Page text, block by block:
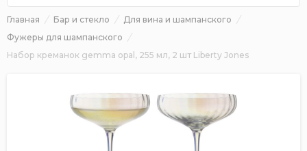
Главная Бар и стекло
Для вина и шампанского
Фужеры для шампанского
Набор креманок gemma opal, 255 мл, 2 шт Liberty Jones